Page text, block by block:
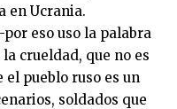
en Ucrania.
eso uso la palabra
crueldad, que no es
pueblo ruso es un
soldados que